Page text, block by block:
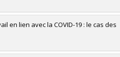
en lien avec la COVID-19 : le cas des